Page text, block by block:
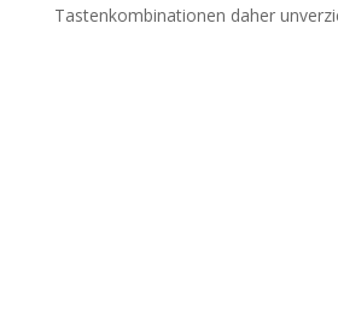
Tastenkombinationen daher